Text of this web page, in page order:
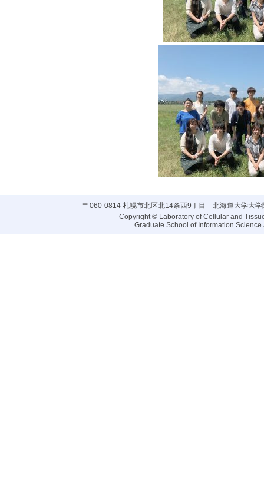
〒060-0814 札幌市北区北14条西9丁目 北海道大学大
Copyright © Laboratory of Cellular and
Graduate School of Information